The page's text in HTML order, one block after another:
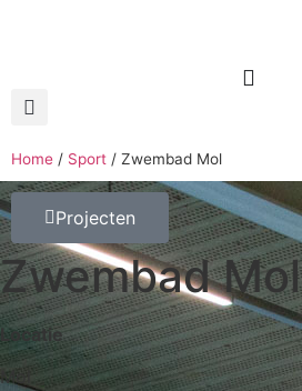
Home / Sport / Zwembad Mol
Projecten
Zwembad Mol
Locatie
Mol